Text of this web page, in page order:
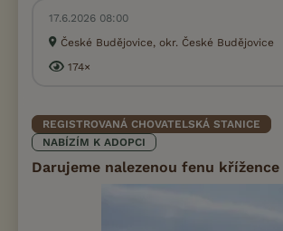
17.6.2026 08:00
České Budějovice, okr. České Budějovice
174×
REGISTROVANÁ CHOVATELSKÁ STANICE
NABÍZÍM K ADOPCI
Darujeme nalezenou fenu křížence